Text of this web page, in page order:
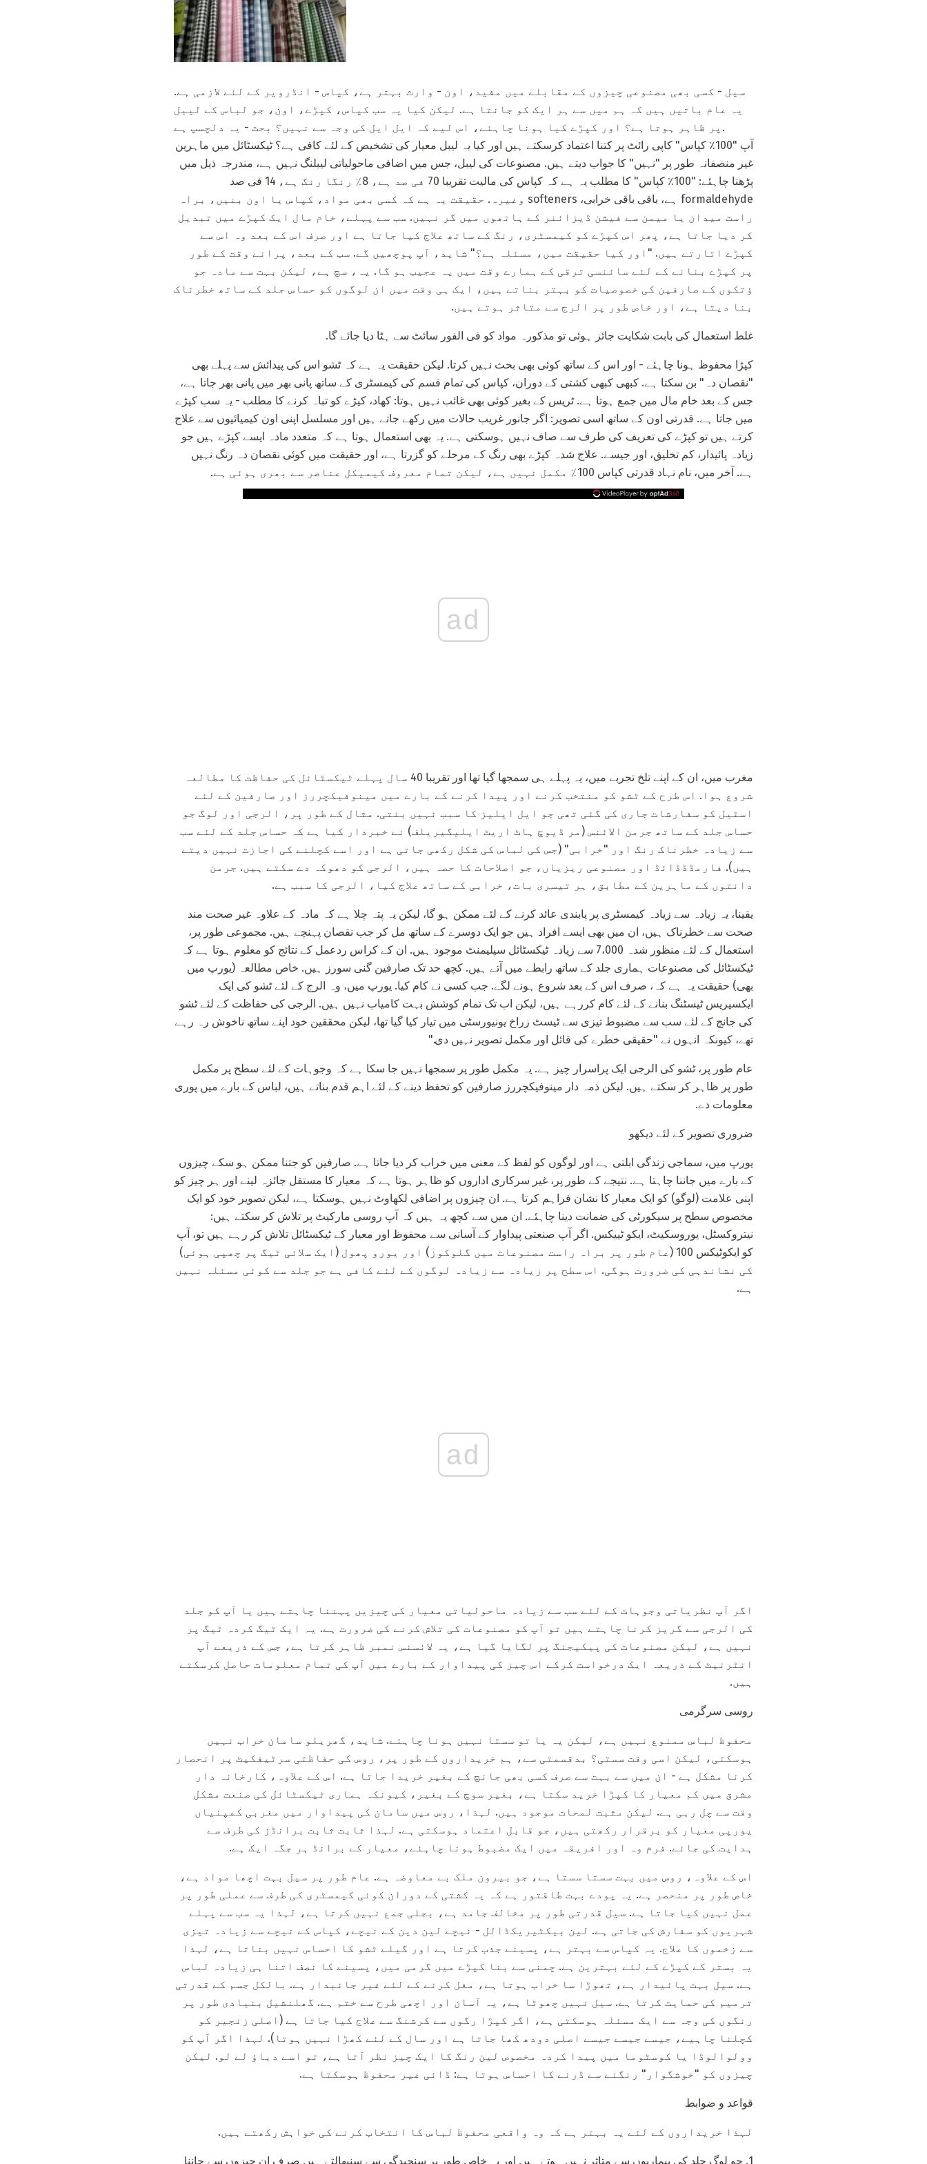
سیل - کسی بھی مصنوعی چیزوں کے مقابلے میں مفید، اون - وارث بہتر ہے، کپاس - انڈرویر کے لئے لازمی ہے.
یہ عام باتیں ہیں کہ ہم میں سے ہر ایک کو جانتا ہے. لیکن کیا یہ سب کپاس، کپڑے، اون، جو لباس کے لیبل
پر ظاہر ہوتا ہے؟ اور کپڑے کیا ہونا چاہئے، اس لیے کہ ایل ایل کی وجہ سے نہیں؟ بحث - یہ دلچسپ ہے.
آپ "100٪ کپاس" کاپی رائٹ پر کتنا اعتماد کرسکتے ہیں اور کیا یہ لیبل معیار کی تشخیص کے لئے کافی ہے؟ ٹیکسٹائل میں ماہرین
غیر منصفانہ طور پر "نہیں" کا جواب دیتے ہیں. مصنوعات کی لیبل، جس میں اضافی ماحولیاتی لیبلنگ نہیں ہے، مندرجہ ذیل میں
پڑھنا چاہئے: "100٪ کپاس" کا مطلب یہ ہے کہ کپاس کی مالیت تقریبا 70 فی صد ہے، 8٪ رنگا رنگ ہے، 14 فی صد
formaldehyde ہے، باقی باقی خرابی، softeners وغیرہ. حقیقت یہ ہے کہ کسی بھی مواد، کپاس یا اون بنیں، براہ
راست میدان یا میمن سے فیشن ڈیزائنر کے ہاتھوں میں گر نہیں. سب سے پہلے، خام مال ایک کپڑے میں تبدیل
کر دیا جاتا ہے، پھر اس کپڑے کو کیمسٹری، رنگ کے ساتھ علاج کیا جاتا ہے اور صرف اس کے بعد وہ اس سے
کپڑے اتارتے ہیں. "اور کیا حقیقت میں، مسئلہ ہے؟" شاید، آپ پوچھیں گے. سب کے بعد، پرانے وقت کے طور
پر کپڑے بنانے کے لئے سائنسی ترقی کے ہمارے وقت میں یہ عجیب ہو گا. یہ، سچ ہے، لیکن بہت سے مادہ جو
ؤتکوں کے صارفین کی خصوصیات کو بہتر بناتے ہیں، ایک ہی وقت میں ان لوگوں کو حساس جلد کے ساتھ خطرناک
بنا دیتا ہے، اور خاص طور پر الرج سے متاثر ہوتے ہیں.
غلط استعمال کی بابت شکایت جائز ہوئی تو مذکورہ مواد کو فی الفور سائٹ سے ہٹا دیا جائے گا.
کپڑا محفوظ ہونا چاہئے - اور اس کے ساتھ کوئی بھی بحث نہیں کرتا. لیکن حقیقت یہ ہے کہ ٹشو اس کی پیدائش سے پہلے بھی
"نقصان دہ" بن سکتا ہے. کبھی کبھی کشتی کے دوران، کپاس کی تمام قسم کی کیمسٹری کے ساتھ پانی بھر میں پانی بھر جاتا ہے،
جس کے بعد خام مال میں جمع ہوتا ہے. ٹریس کے بغیر کوئی بھی غائب نہیں ہوتا: کھاد، کیڑے کو تباہ کرنے کا مطلب - یہ سب کپڑے
میں جاتا ہے. قدرتی اون کے ساتھ اسی تصویر: اگر جانور غریب حالات میں رکھے جاتے ہیں اور مسلسل اپنی اون کیمیائیوں سے علاج
کرتے ہیں تو کپڑے کی تعریف کی طرف سے صاف نہیں ہوسکتی ہے. یہ بھی استعمال ہوتا ہے کہ متعدد مادہ ایسے کپڑے ہیں جو
زیادہ پائیدار، کم تخلیق، اور جیسے. علاج شدہ کپڑے بھی رنگ کے مرحلے کو گزرتا ہے، اور حقیقت میں کوئی نقصان دہ رنگ نہیں
ہے. آخر میں، نام نہاد قدرتی کپاس 100٪ مکمل نہیں ہے، لیکن تمام معروف کیمیکل عناصر سے بھری ہوئی ہے.
ad
مغرب میں، ان کے اپنے تلخ تجربے میں، یہ پہلے ہی سمجھا گیا تھا اور تقریبا 40 سال پہلے ٹیکسٹائل کی حفاظت کا مطالعہ
شروع ہوا. اس طرح کے ٹشو کو منتخب کرنے اور پیدا کرنے کے بارے میں مینوفیکچررز اور صارفین کے لئے
اسٹیل کو سفارشات جاری کی گئی تھی جو ایل ایلیز کا سبب نہیں بنتی. مثال کے طور پر، الرجی اور لوگ جو
حساس جلد کے ساتھ جرمن الائنس (مر ڈیوچ ہاٹ اریٹ ایلیگیریلف) نے خبردار کیا ہے کہ حساس جلد کے لئے سب
سے زیادہ خطرناک رنگ اور "خرابی" (جس کی لباس کی شکل رکھی جاتی ہے اور اسے کچلنے کی اجازت نہیں دیتے
ہیں). فارمڈڈڈائڈ اور مصنوعی ریزیاں، جو اصلاحات کا حصہ ہیں، الرجی کو دھوکہ دے سکتے ہیں. جرمن
دانتوں کے ماہرین کے مطابق، ہر تیسری بات، خرابی کے ساتھ علاج کیا، الرجی کا سبب ہے.
یقینا، یہ زیادہ سے زیادہ کیمسٹری پر پابندی عائد کرنے کے لئے ممکن ہو گا، لیکن یہ پتہ چلا ہے کہ مادہ کے علاوہ غیر صحت مند
صحت سے خطرناک ہیں، ان میں بھی ایسے افراد ہیں جو ایک دوسرے کے ساتھ مل کر جب نقصان پہنچے ہیں. مجموعی طور پر،
استعمال کے لئے منظور شدہ 7،000 سے زیادہ ٹیکسٹائل سپلیمنٹ موجود ہیں. ان کے کراس ردعمل کے نتائج کو معلوم ہوتا ہے کہ
ٹیکسٹائل کی مصنوعات ہماری جلد کے ساتھ رابطے میں آتے ہیں. کچھ حد تک صارفین گنی سورز ہیں. خاص مطالعہ (یورپ میں
بھی) حقیقت یہ ہے کہ، صرف اس کے بعد شروع ہونے لگے. جب کسی نے کام کیا. یورپ میں، وہ الرج کے لئے ٹشو کی ایک
ایکسپریس ٹیسٹنگ بنانے کے لئے کام کررہے ہیں، لیکن اب تک تمام کوشش بہت کامیاب نہیں ہیں. الرجی کی حفاظت کے لئے ٹشو
کی جانچ کے لئے سب سے مضبوط تیزی سے ٹیسٹ زراخ یونیورسٹی میں تیار کیا گیا تھا، لیکن محققین خود اپنے ساتھ ناخوش رہ رہے
تھے، کیونکہ انہوں نے "حقیقی خطرے کی قائل اور مکمل تصویر نہیں دی."
عام طور پر، ٹشو کی الرجی ایک پراسرار چیز ہے. یہ مکمل طور پر سمجھا نہیں جا سکا ہے کہ وجوہات کے لئے سطح پر مکمل
طور پر ظاہر کر سکتے ہیں. لیکن ذمہ دار مینوفیکچررز صارفین کو تحفظ دینے کے لئے اہم قدم بناتے ہیں، لباس کے بارے میں پوری
معلومات دے.
ضروری تصویر کے لئے دیکھو
یورپ میں، سماجی زندگی ابلتی ہے اور لوگوں کو لفظ کے معنی میں خراب کر دیا جاتا ہے. صارفین کو جتنا ممکن ہو سکے چیزوں
کے بارے میں جاننا چاہتا ہے. نتیجے کے طور پر، غیر سرکاری اداروں کو ظاہر ہوتا ہے کہ معیار کا مستقل جائزہ لینے اور ہر چیز کو
اپنی علامت (لوگو) کو ایک معیار کا نشان فراہم کرتا ہے. ان چیزوں پر اضافی لکھاوٹ نہیں ہوسکتا ہے، لیکن تصویر خود کو ایک
مخصوص سطح پر سیکورٹی کی ضمانت دینا چاہئے. ان میں سے کچھ یہ ہیں کہ آپ روسی مارکیٹ پر تلاش کر سکتے ہیں:
نیتروکسٹل، یوروسکیٹ، ایکو ٹییکس. اگر آپ صنعتی پیداوار کے آسانی سے محفوظ اور معیار کے ٹیکسٹائل تلاش کر رہے ہیں تو، آپ
کو ایکوٹیکس 100 (عام طور پر براہ راست مصنوعات میں گلوکوز) اور یورو پھول (ایک سلائی ٹیگ پر چھپی ہوئی)
کی نشاندہی کی ضرورت ہوگی. اس سطح پر زیادہ سے زیادہ لوگوں کے لئے کافی ہے جو جلد سے کوئی مسئلہ نہیں
ہے.
ad
اگر آپ نظریاتی وجوہات کے لئے سب سے زیادہ ماحولیاتی معیار کی چیزیں پہننا چاہتے ہیں یا آپ کو جلد
کی الرجی سے گریز کرنا چاہتے ہیں تو آپ کو مصنوعات کی تلاش کرنے کی ضرورت ہے. یہ ایک ٹیگ کردہ ٹیگ پر
نہیں ہے، لیکن مصنوعات کی پیکیجنگ پر لگایا گیا ہے، یہ لائسنس نمبر ظاہر کرتا ہے، جس کے ذریعے آپ
انٹرنیٹ کے ذریعہ ایک درخواست کرکے اس چیز کی پیداوار کے بارے میں آپ کی تمام معلومات حاصل کرسکتے
ہیں.
روسی سرگرمی
محفوظ لباس ممنوع نہیں ہے، لیکن یہ یا تو سستا نہیں ہونا چاہئے. شاید، گھریلو سامان خراب نہیں
ہوسکتی، لیکن اسی وقت سستی؟ بدقسمتی سے، ہم خریداروں کے طور پر، روس کی حفاظتی سرٹیفکیٹ پر انحصار
کرنا مشکل ہے - ان میں سے بہت سے صرف کسی بھی جانچ کے بغیر خریدا جاتا ہے. اس کے علاوہ، کارخانہ دار
مشرق میں کم معیار کا کپڑا خرید سکتا ہے، بغیر سوچ کے بغیر، کیونکہ ہماری ٹیکسٹائل کی صنعت مشکل
وقت سے چل رہی ہے. لیکن مثبت لمحات موجود ہیں. لہذا، روس میں سامان کی پیداوار میں مغربی کمپنیاں
یورپی معیار کو برقرار رکھتی ہیں، جو قابل اعتماد ہوسکتی ہے. لہذا ثابت ثابت برانڈز کی طرف سے
ہدایت کی جائے. فرم وہ اور افریقہ میں ایک مضبوط ہونا چاہئے، معیار کے برانڈ ہر جگہ ایک ہے.
اس کے علاوہ، روس میں بہت سستا سستا ہے، جو بیرون ملک بے معاوضہ ہے. عام طور پر سیل بہت اچھا مواد ہے،
خاص طور پر منحصر ہے. یہ پودے بہت طاقتور ہے کہ یہ کشتی کے دوران کوئی کیمسٹری کی طرف سے عملی طور پر
عمل نہیں کیا جاتا ہے. سیل قدرتی طور پر مخالف جامد ہے، بجلی جمع نہیں کرتا ہے، لہذا یہ سب سے پہلے
شہریوں کو سفارش کی جاتی ہے. لین بیکٹیریکڈالل - نیچے لین دین کے نیچے، کپاس کے نیچے سے زیادہ تیزی
سے زخموں کا علاج. یہ کپاس سے بہتر ہے، پسینے جذب کرتا ہے اور گیلے ٹشو کا احساس نہیں بناتا ہے، لہذا
یہ بستر کے کپڑے کے لئے بہترین ہے. چمنی سے بنا کپڑے میں گرمی میں، پسینے کا نصف اتنا ہی زیادہ لباس
ہے. سیل بہت پائیدار ہے، تھوڑا سا خراب ہوتا ہے، مغل کرنے کے لئے غیر جانبدار ہے. بالکل جسم کے قدرتی
ترمیم کی حمایت کرتا ہے. سیل نہیں چھوٹا ہے، یہ آسان اور اچھی طرح سے ختم ہے. گھلنشیل بنیادی طور پر
رنگوں کی وجہ سے ایک مسئلہ ہوسکتی ہے، اگر کپڑا رگوں سے کرشنگ سے علاج کیا جاتا ہے (اصلی زنجیر کو
کچلنا چاہیے، جیسے جیسے جیسے اصلی دودھ کھا جاتا ہے اور سال کے لئے کھڑا نہیں ہوتا). لہذا اگر آپ کو
وولوالوڈا یا کوسٹوما میں پیدا کردہ مخصوص لین رنگ کا ایک چیز نظر آتا ہے، تو اسے دباؤ لے لو. لیکن
چیزوں کو "خوشگوار" رنگنے سے ڈرنے کا احساس ہوتا ہے: ڈائی غیر محفوظ ہوسکتا ہے.
قواعد و ضوابط
لہذا خریداروں کے لئے یہ بہتر ہے کہ وہ واقعی محفوظ لباس کا انتخاب کرنے کی خواہش رکھتے ہیں.
1. جو لوگ جلد کی بیماریوں سے متاثر نہیں ہوتے ہیں اور یہ خاص طور پر سنجیدگی سے سنبھالتے ہیں صرف ان چیزوں سے جاننا